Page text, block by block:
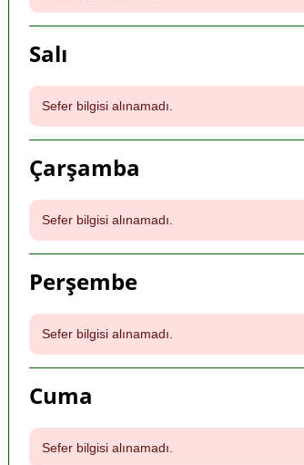
Salı
Sefer bilgisi alınamadı.
Çarşamba
Sefer bilgisi alınamadı.
Perşembe
Sefer bilgisi alınamadı.
Cuma
Sefer bilgisi alınamadı.